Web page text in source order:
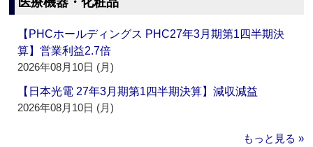
【PHCホールディングス PHC27年3月期第1四半期決
算】営業利益2.7倍
2026年08月10日 (月)
【日本光電 27年3月期第1四半期決算】減収減益
2026年08月10日 (月)
もっと見る »